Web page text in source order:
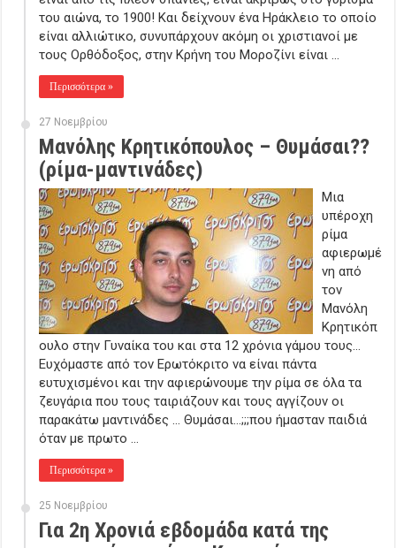
του αιώνα, το 1900! Και δείχνουν ένα Ηράκλειο το οποίο
είναι αλλιώτικο, συνυπάρχουν ακόμη οι χριστιανοί με
τους Ορθόδοξος, στην Κρήνη του Μοροζίνι είναι …
Περισσότερα »
27 Νοεμβρίου
Μανόλης Κρητικόπουλος – Θυμάσαι??
(ρίμα-μαντινάδες)
Μια
υπέροχη
ρίμα
αφιερωμέ
νη από
τον
Μανόλη
Κρητικόπ
ουλο στην Γυναίκα του και στα 12 χρόνια γάμου τους…
Ευχόμαστε από τον Ερωτόκριτο να είναι πάντα
ευτυχισμένοι και την αφιερώνουμε την ρίμα σε όλα τα
ζευγάρια που τους ταιριάζουν και τους αγγίζουν οι
παρακάτω μαντινάδες … Θυμάσαι…;;;που ήμασταν παιδιά
όταν με πρωτο …
Περισσότερα »
25 Νοεμβρίου
Για 2η Χρονιά εβδομάδα κατά της